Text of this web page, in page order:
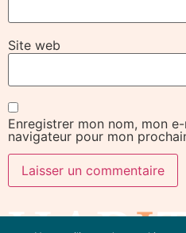
Site web
Enregistrer mon nom, mon
navigateur pour mon